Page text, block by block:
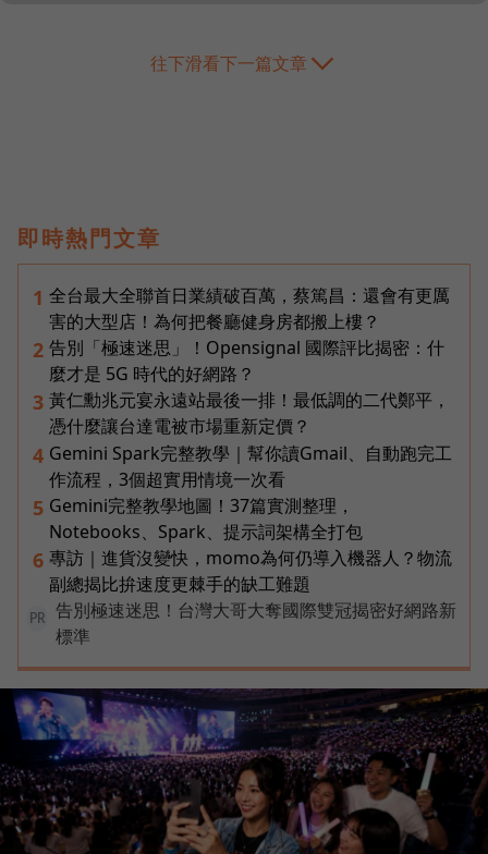
往下滑看下一篇文章
即時熱門文章
1 全台最大全聯首日業績破百萬，蔡篤昌：還會有更厲
害的大型店！為何把餐廳健身房都搬上樓？
2 告別「極速迷思」！Opensignal 國際評比揭密：什
麼才是 5G 時代的好網路？
3 黃仁勳兆元宴永遠站最後一排！最低調的二代鄭平，
憑什麼讓台達電被市場重新定價？
4 Gemini Spark完整教學｜幫你讀Gmail、自動跑完工
作流程，3個超實用情境一次看
5 Gemini完整教學地圖！37篇實測整理，
Notebooks、Spark、提示詞架構全打包
6 專訪｜進貨沒變快，momo為何仍導入機器人？物流
副總揭比拚速度更棘手的缺工難題
PR
告別極速迷思！台灣大哥大奪國際雙冠揭密好網路新
標準